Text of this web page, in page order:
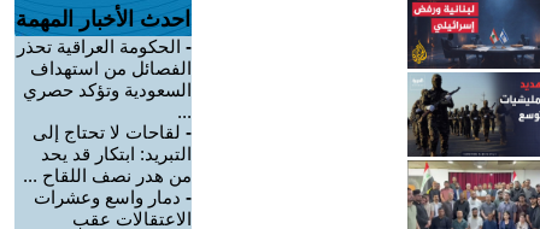
احدث الأخبار المهمة
- الحكومة العراقية تحذر
الفصائل من استهداف
السعودية وتؤكد حصري
...
- لقاحات لا تحتاج إلى
التبريد: ابتكار قد يحد
من هدر نصف اللقاح ...
- دمار واسع وعشرات
الاعتقالات عقب